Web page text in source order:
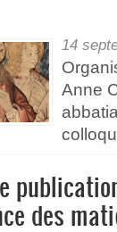
14
Anne
des